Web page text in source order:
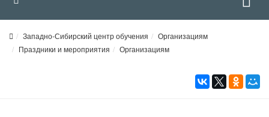
Западно-Сибирский центр обучения
Организациям
Праздники и мероприятия
Организациям